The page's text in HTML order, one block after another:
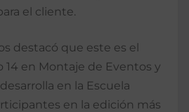
el cliente.
destacó que este es el
en Montaje de Eventos y
en la Escuela
en la edición más